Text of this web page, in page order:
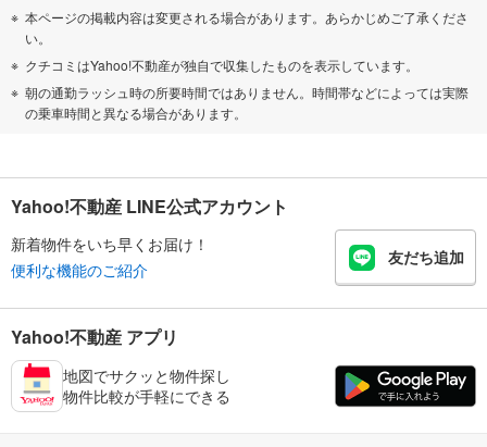
本ページの掲載内容は変更される場合があります。あらかじめご了承くださ
い。
クチコミはYahoo!不動産が独自で収集したものを表示しています。
朝の通勤ラッシュ時の所要時間ではありません。時間帯などによっては実際
の乗車時間と異なる場合があります。
Yahoo!不動産 LINE公式アカウント
新着物件をいち早くお届け！
便利な機能のご紹介
友だち追加
Yahoo!不動産 アプリ
地図でサクッと物件探し
物件比較が手軽にできる